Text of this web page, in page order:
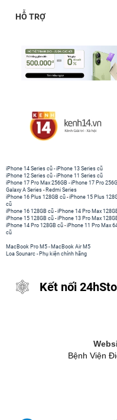
HỖ TRỢ
iPhone 14 Series cũ -iPhone 13 Series cũ
iPhone 12 Series cũ -iPhone 11 Series cũ
iPhone 17 Pro Max 256GB -iPhone 17 Pro
Galaxy A Series - Redmi Series
iPhone 16 Plus 128GB cũ -iPhone 15 Plus
cũ
iPhone 16 128GB cũ -iPhone 14 Pro Max
iPhone 15 128GB cũ -iPhone 13 Pro Max
iPhone 14 Pro 128GB cũ -iPhone 11 Pro Max
cũ
MacBook Pro M5 - MacBook Air M5
Loa Sounarc - Phụ kiện chính hãng
Kết nối
Bệnh Viện